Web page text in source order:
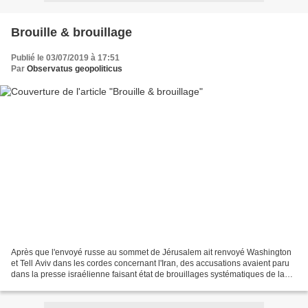
Brouille & brouillage
Publié le 03/07/2019 à 17:51
Par Observatus geopoliticus
Après que l'envoyé russe au sommet de Jérusalem ait renvoyé Washington
et Tell Aviv dans les cordes concernant l'Iran, des accusations avaient paru
dans la presse israélienne faisant état de brouillages systématiques de la